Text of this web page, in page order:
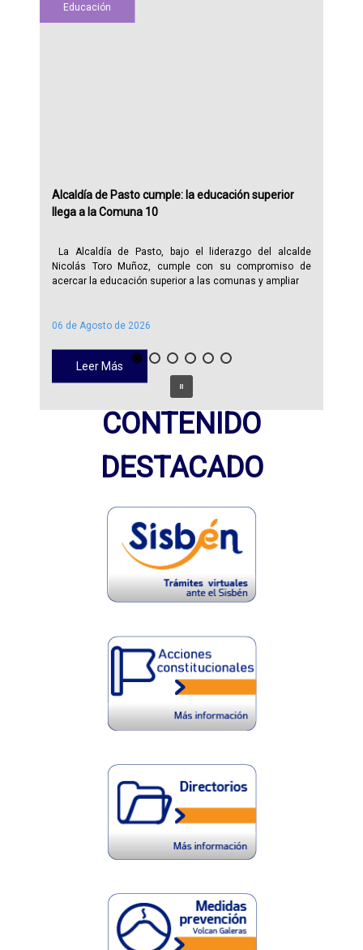
06 de Agosto de 2026
Leer Más
Educación
Alcaldía de Pasto cumple: la educación superior
llega a la Comuna 10
La Alcaldía de Pasto, bajo el liderazgo del alcalde
Nicolás Toro Muñoz, cumple con su compromiso de
acercar la educación superior a las comunas y ampliar
CONTENIDO
DESTACADO